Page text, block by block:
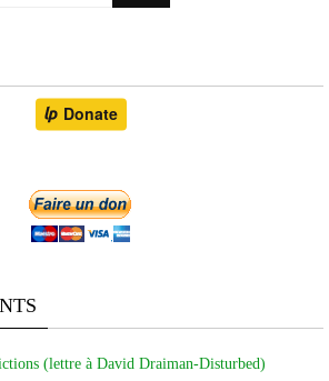
(lettre à David Draiman-Disturbed)